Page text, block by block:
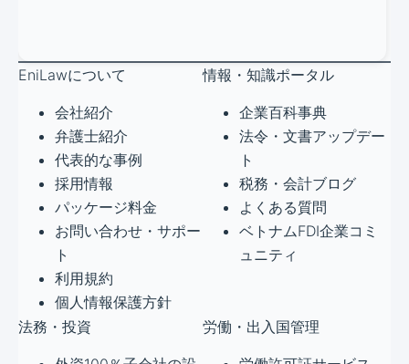
EniLawについて
会社紹介
弁護士紹介
代表的な事例
採用情報
パッケージ料金
お問い合わせ・サポー
ト
利用規約
個人情報保護方針
情報・知識ポータル
企業百科事典
法令・文書アップデー
ト
税務・会計ブログ
よくある質問
ベトナムFDI企業コミ
ュニティ
法務・投資 労働・出入国管理